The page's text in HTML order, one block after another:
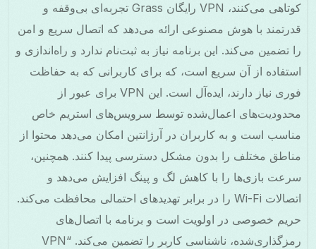
کوتاهی می‌کنند، VPN رایگان Grass تجربه‌ای بی‌وقفه و
قدرتمند با هوش مصنوعی ارائه می‌دهد که اتصال سریع و امن
را تضمین می‌کند. این برنامه نیاز به ثبت‌نام ندارد و راه‌اندازی و
استفاده از آن سریع است، که برای کاربرانی که به حفاظت
فوری نیاز دارند، ایده‌آل است. این VPN برای عبور از
محدودیت‌های اعمال‌شده توسط سرویس‌های استریم خاص
مناسب است و به کاربران در آرژانتین امکان می‌دهد محتوا از
مناطق مختلف را بدون مشکل دسترسی پیدا کنند. همچنین،
سرعت بازی‌ها را با کاهش لگ و پینگ افزایش می‌دهد و
اتصالات Wi-Fi را در برابر تهدیدهای احتمالی محافظت می‌کند.
حریم خصوصی در اولویت است و برنامه با اتصال‌های
رمزگذاری‌شده، ناشناسی کاربر را تضمین می‌کند. “VPN